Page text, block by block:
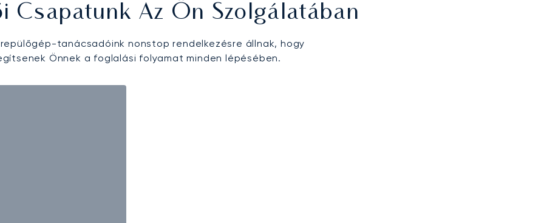
Csapatunk Az Ön Szolgálatában
tanácsadóink nonstop rendelkezésre állnak, hogy
Önnek a foglalási folyamat minden lépésében.